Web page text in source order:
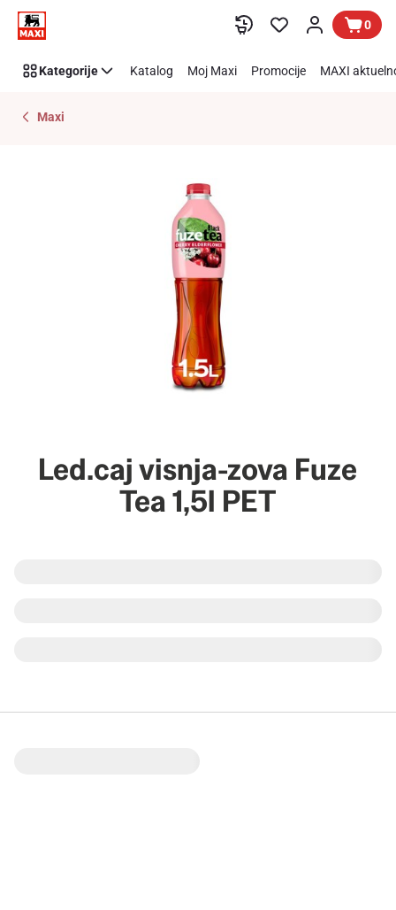
Preskoči link 0
Kategorije Katalog Moj Maxi Promocije MAXI
Maxi
Led.caj visnja-zova Fuze
Tea 1,5l PET